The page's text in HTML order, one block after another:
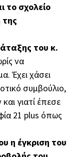
το σχολείο
του κ.
να
Έχει χάσει
συμβούλιο,
γιατί έπεσε
21 plus όπως
η έγκριση του